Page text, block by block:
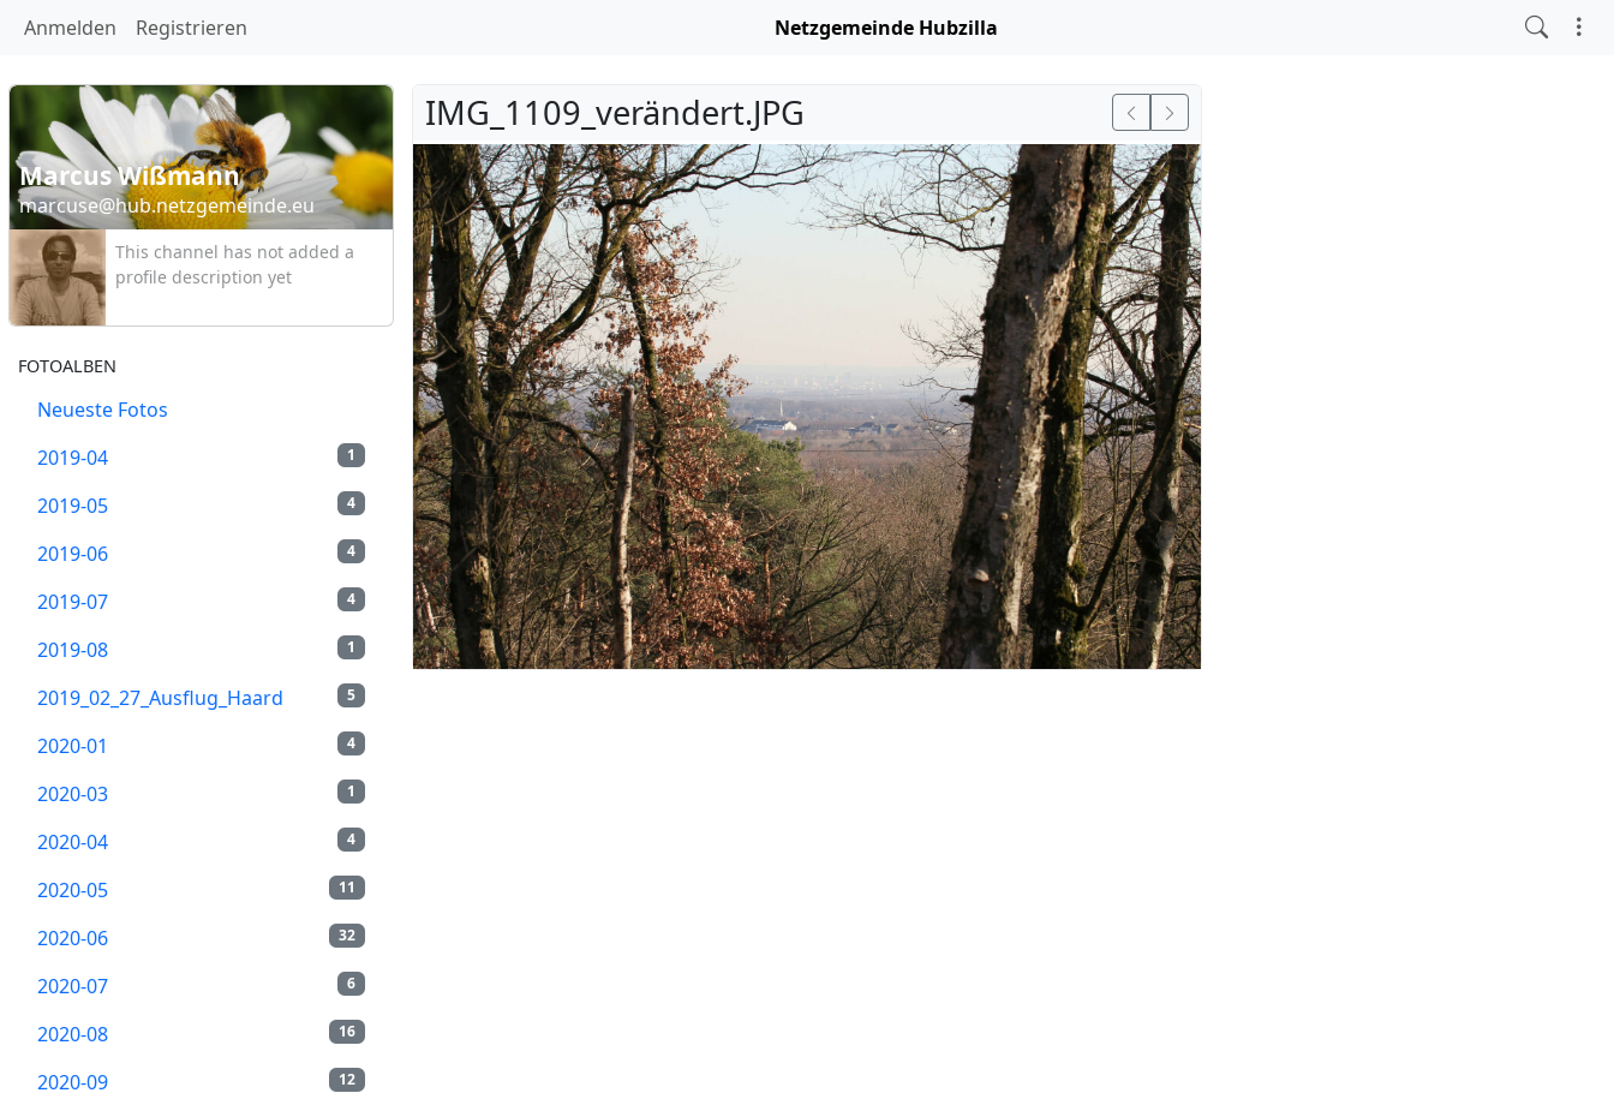
Anmelden Registrieren Netzgemeinde Hubzilla
Marcus Wißmann
marcuse@hub.netzgemeinde.eu
This channel has not added a
profile description yet
FOTOALBEN
Neueste Fotos
1
2019-04
4
2019-05
4
2019-06
4
2019-07
1
2019-08
5
2019_02_27_Ausflug_Haard
4
2020-01
1
2020-03
4
2020-04
11
2020-05
32
2020-06
6
2020-07
16
2020-08
12
2020-09
IMG_1109_verändert.JPG